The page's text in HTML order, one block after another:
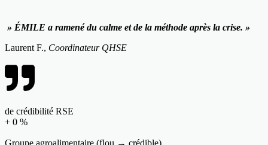
» ÉMILE a ramené du calme et de la méthode après la crise. »
Laurent F., Coordinateur QHSE
de crédibilité RSE
+ 0 %